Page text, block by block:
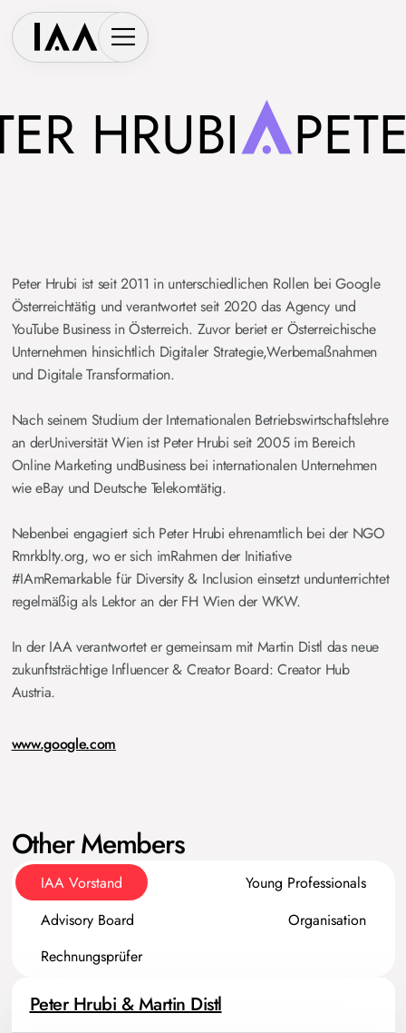
HRUBI
Peter Hrubi ist seit 2011 in unterschiedlichen Rollen bei Google
Österreichtätig und verantwortet seit 2020 das Agency und
YouTube Business in Österreich. Zuvor beriet er Österreichische
Unternehmen hinsichtlich Digitaler Strategie,Werbemaßnahmen
und Digitale Transformation.
Nach seinem Studium der Internationalen Betriebswirtschaftslehre
an derUniversität Wien ist Peter Hrubi seit 2005 im Bereich
Online Marketing undBusiness bei internationalen Unternehmen
wie eBay und Deutsche Telekomtätig.
Nebenbei engagiert sich Peter Hrubi ehrenamtlich bei der NGO
Rmrkblty.org, wo er sich imRahmen der Initiative
#IAmRemarkable für Diversity & Inclusion einsetzt undunterrichtet
regelmäßig als Lektor an der FH Wien der WKW.
In der IAA verantwortet er gemeinsam mit Martin Distl das neue
zukunftsträchtige Influencer & Creator Board: Creator Hub
Austria.
www.google.com
Other Members
IAA Vorstand
Young Professionals
Advisory Board
Organisation
Rechnungsprüfer
Peter Hrubi & Martin Distl